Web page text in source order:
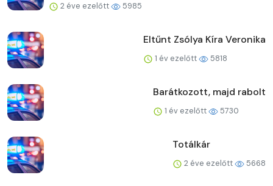
2 éve ezelőtt 5985
Eltűnt Zsólya Kíra Veronika
1 év ezelőtt 5818
Barátkozott, majd rabolt
1 év ezelőtt 5730
Totálkár
2 éve ezelőtt 5668